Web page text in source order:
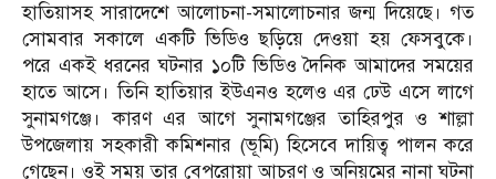
হাতিয়াসহ সারাদেশে আলোচনা-সমালোচনার জন্ম দিয়েছে। গত
সোমবার সকালে একটি ভিডিও ছড়িয়ে দেওয়া হয় ফেসবুকে।
পরে একই ধরনের ঘটনার ১০টি ভিডিও দৈনিক আমাদের সময়ের
হাতে আসে। তিনি হাতিয়ার ইউএনও হলেও এর ঢেউ এসে লাগে
সুনামগঞ্জে। কারণ এর আগে সুনামগঞ্জের তাহিরপুর ও শাল্লা
উপজেলায় সহকারী কমিশনার (ভূমি) হিসেবে দায়িত্ব পালন করে
গেছেন। ওই সময় তার বেপরোয়া আচরণ ও অনিয়মের নানা ঘটনা